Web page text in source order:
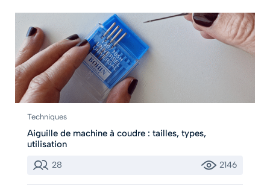
Techniques
Aiguille de machine à coudre : tailles, types,
utilisation
28 2146